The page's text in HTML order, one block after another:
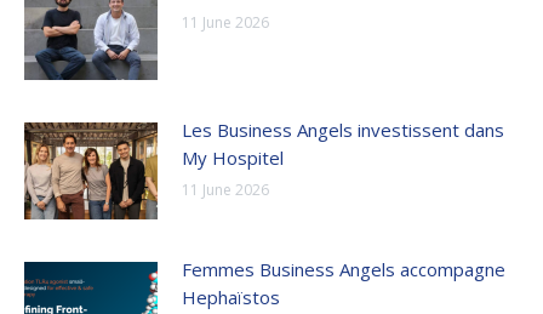
11 June 2026
Les Business Angels investissent dans
My Hospitel
11 June 2026
Femmes Business Angels accompagne
Hephaïstos